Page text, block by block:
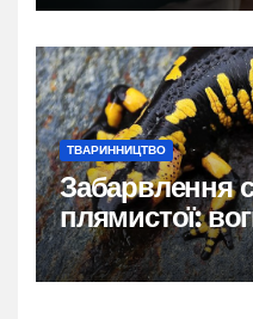
ТВАРИННИЦТВО
Забарвлення
плямистої:
чорному тлі